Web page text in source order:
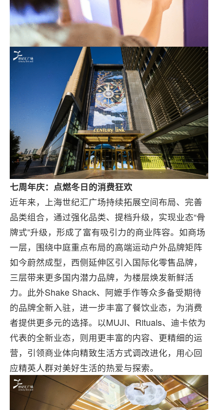
七周年庆：点燃冬日的消费狂欢
近年来，上海世纪汇广场持续拓展空间布局、完善
品类组合，通过强化品类、提档升级，实现业态“骨
牌式”升级，形成了富有吸引力的商业阵容。如商场
一层，围绕中庭重点布局的高端运动户外品牌矩阵
如今蔚然成型，西侧延伸区引入国际化零售品牌，
三层带来更多国内潜力品牌，为楼层焕发新鲜活
力。此外Shake Shack、阿嬷手作等众多备受期待
的品牌全新入驻，进一步丰富了餐饮业态，为消费
者提供更多元的选择。以MUJI、Rituals、迪卡侬为
代表的全新业态，则用更丰富的内容、更精细的运
营，引领商业体向精致生活方式调改进化，用心回
应精英人群对美好生活的热爱与探索。